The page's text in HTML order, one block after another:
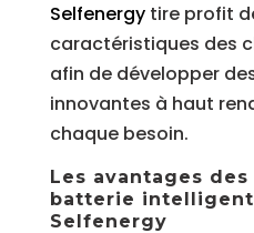
Selfenergytire profit
caractéristiques des
afin de développer
innovantes à haut
chaque besoin.
Les avantages
batterie
Selfenergy